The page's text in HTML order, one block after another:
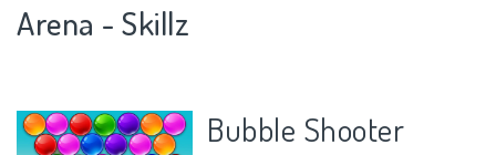
Arena - Skillz
Bubble Shooter